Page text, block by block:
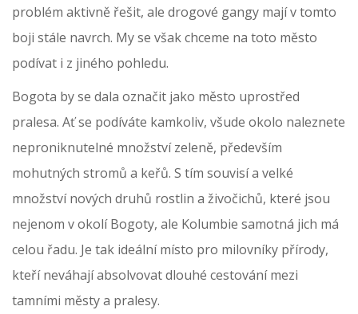
problém aktivně řešit, ale drogové gangy mají v tomto
boji stále navrch. My se však chceme na toto město
podívat i z jiného pohledu.
Bogota by se dala označit jako město uprostřed
pralesa. Ať se podíváte kamkoliv, všude okolo naleznete
neproniknutelné množství zeleně, především
mohutných stromů a keřů. S tím souvisí a velké
množství nových druhů rostlin a živočichů, které jsou
nejenom v okolí Bogoty, ale Kolumbie samotná jich má
celou řadu. Je tak ideální místo pro milovníky přírody,
kteří neváhají absolvovat dlouhé cestování mezi
tamními městy a pralesy.